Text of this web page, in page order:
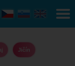
Jičín